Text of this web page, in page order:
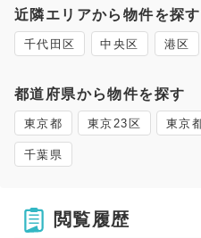
近隣エリアから物件を探す
千代田区 中央区 港区
都道府県から物件を探す
東京都 東京23区 東京
千葉県
閲覧履歴